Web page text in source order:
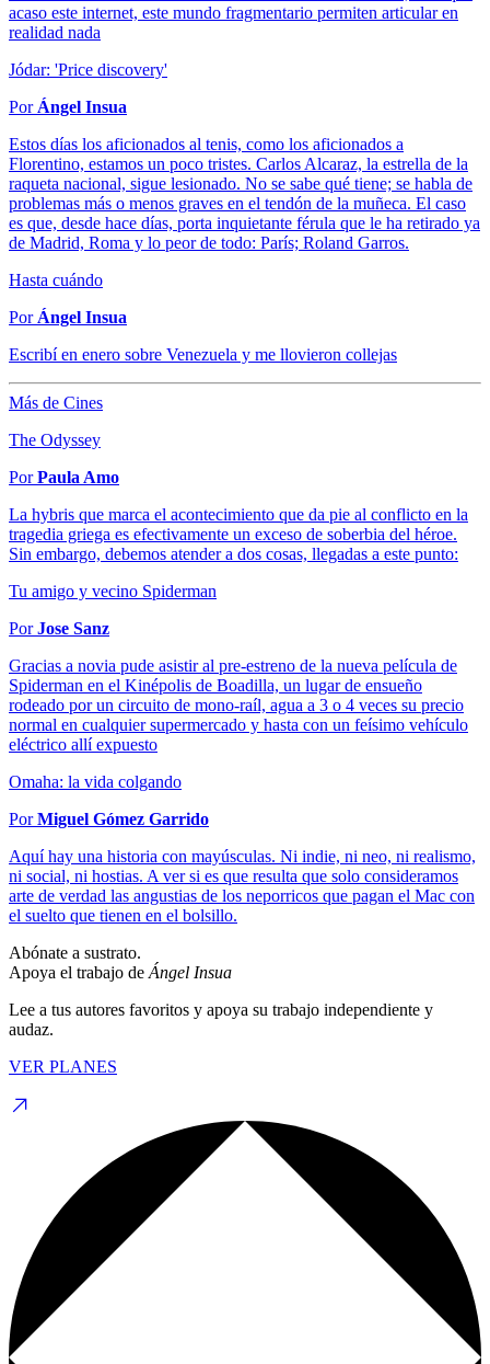
acaso este internet, este mundo fragmentario permiten articular en
realidad nada
Jódar: 'Price discovery'
Por Ángel Insua
Estos días los aficionados al tenis, como los aficionados a
Florentino, estamos un poco tristes. Carlos Alcaraz, la estrella de la
raqueta nacional, sigue lesionado. No se sabe qué tiene; se habla de
problemas más o menos graves en el tendón de la muñeca. El caso
es que, desde hace días, porta inquietante férula que le ha retirado ya
de Madrid, Roma y lo peor de todo: París; Roland Garros.
Hasta cuándo
Por Ángel Insua
Escribí en enero sobre Venezuela y me llovieron collejas
Más de Cines
The Odyssey
PorPaula Amo
La hybris que marca el acontecimiento que da pie al conflicto en la
tragedia griega es efectivamente un exceso de soberbia del héroe.
Sin embargo, debemos atender a dos cosas, llegadas a este punto:
Tu amigo y vecino Spiderman
PorJose Sanz
Gracias a novia pude asistir al pre-estreno de la nueva película de
Spiderman en el Kinépolis de Boadilla, un lugar de ensueño
rodeado por un circuito de mono-raíl, agua a 3 o 4 veces su precio
normal en cualquier supermercado y hasta con un feísimo vehículo
eléctrico allí expuesto
Omaha: la vida colgando
PorMiguel Gómez Garrido
Aquí hay una historia con mayúsculas. Ni indie, ni neo, ni realismo,
ni social, ni hostias. A ver si es que resulta que solo consideramos
arte de verdad las angustias de los neporricos que pagan el Mac con
el suelto que tienen en el bolsillo.
Abónate a sustrato.
Apoya el trabajo de Ángel Insua
Lee a tus autores favoritos y apoya su trabajo independiente y
audaz.
VER PLANES